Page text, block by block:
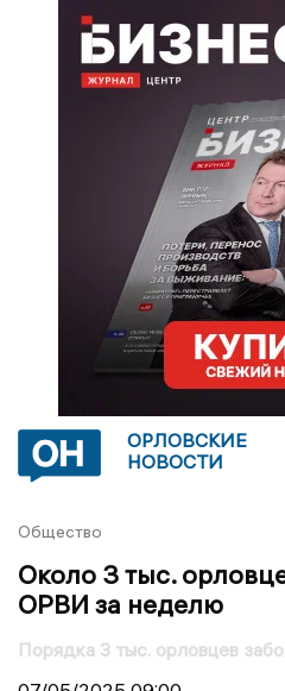
ОРЛОВСКИЕ
НОВОСТИ
Общество
Около 3 тыс.
ОРВИ за неделю
Порядка 3 тыс. орловцев